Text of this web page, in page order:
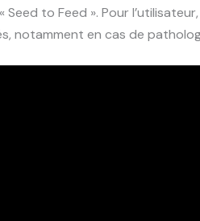
Seed to Feed ». Pour
notamment en cas de